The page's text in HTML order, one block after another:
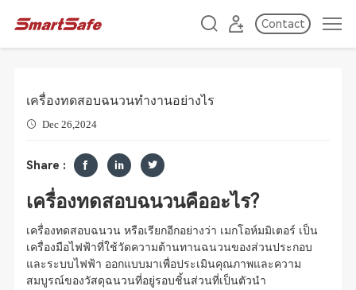
Contact
เครื่องทดสอบฉนวนทำงานอย่างไร
Dec 26,2024
Share :
เครื่องทดสอบฉนวนคืออะไร?
เครื่องทดสอบฉนวน หรือเรียกอีกอย่างว่า เมกโอห์มมิเตอร์ เป็น
เครื่องมือไฟฟ้าที่ใช้วัดความต้านทานฉนวนของส่วนประกอบ
และระบบไฟฟ้า ออกแบบมาเพื่อประเมินคุณภาพและความ
สมบูรณ์ของวัสดุฉนวนที่อยู่รอบชิ้นส่วนที่เป็นตัวนำ